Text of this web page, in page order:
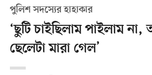
পুলিশ সদস্যের হাহাকার
‘ছুটি চাইছিলাম পাইলাম
ছেলেটা মারা গেল’